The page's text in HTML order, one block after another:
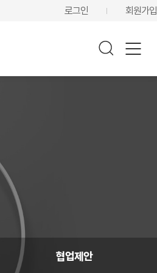
로그인 회원가입
협업제안